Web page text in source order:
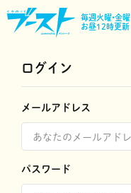
毎週火曜•金曜
お昼12時更新
ログイン
メールアドレス
パスワード